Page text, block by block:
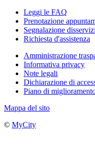
Leggi le FAQ
Prenotazione
Segnalazione
Richiesta d'assistenza
Amministrazione
Informativa privacy
Note legali
Dichiarazione di
Piano di
Mappa del sito
© MyCity